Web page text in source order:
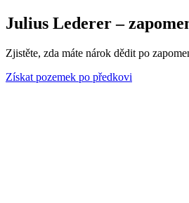
Julius Lederer –
Zjistěte, zda máte nárok dědit po
Získat pozemek po předkovi